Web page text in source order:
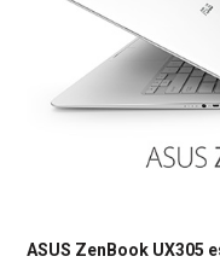
ASUS ZenBook UX305